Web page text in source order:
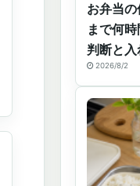
お弁当
まで何
判断と
2026/8/2